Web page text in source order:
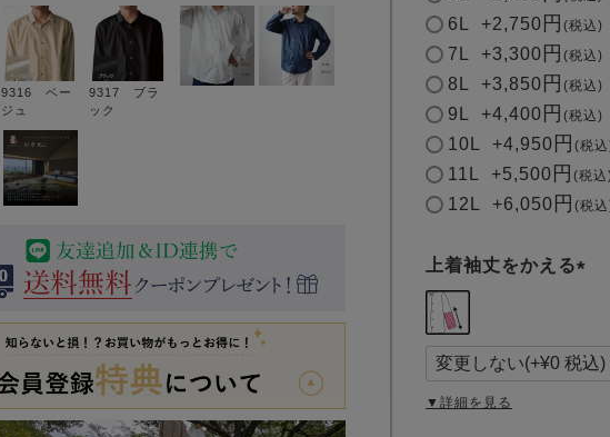
9316 ベー
ジュ
9317 ブラ
ック
6L +2,750 税込
7L +3,300 税込
8L +3,850 税込
9L +4,400 税込
10L +4,950 税込
11L +5,500 税込
12L +6,050 税込
上着袖丈をかえる
須
)
▼詳細を見る